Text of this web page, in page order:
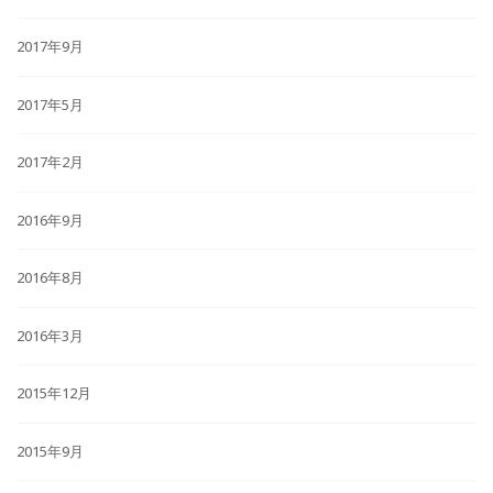
2017年9月
2017年5月
2017年2月
2016年9月
2016年8月
2016年3月
2015年12月
2015年9月